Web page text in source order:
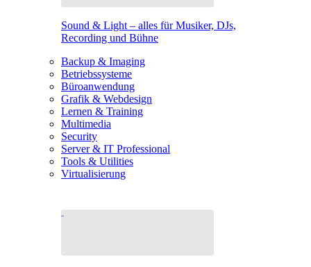
Sound & Light – alles für Musiker, DJs,
Recording und Bühne
Backup & Imaging
Betriebssysteme
Büroanwendung
Grafik & Webdesign
Lernen & Training
Multimedia
Security
Server & IT Professional
Tools & Utilities
Virtualisierung